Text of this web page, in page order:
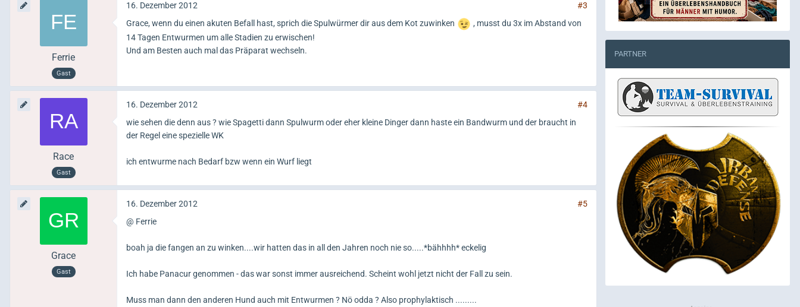
Ferrie
Gast
16. Dezember 2012
#3
Grace, wenn du einen akuten Befall hast, sprich die Spulwürmer dir aus dem Kot zuwinken
, musst du 3x im Abstand von
14 Tagen Entwurmen um alle Stadien zu erwischen!
Und am Besten auch mal das Präparat wechseln.
Race
Gast
16. Dezember 2012
#4
wie sehen die denn aus ? wie Spagetti dann Spulwurm oder eher kleine Dinger dann haste ein Bandwurm und der braucht in
der Regel eine spezielle WK
ich entwurme nach Bedarf bzw wenn ein Wurf liegt
Grace
Gast
16. Dezember 2012
#5
@ Ferrie
boah ja die fangen an zu winken....wir hatten das in all den Jahren noch nie so.....*bähhhh* eckelig
Ich habe Panacur genommen - das war sonst immer ausreichend. Scheint wohl jetzt nicht der Fall zu sein.
Muss man dann den anderen Hund auch mit Entwurmen ? Nö odda ? Also prophylaktisch .........
PARTNER